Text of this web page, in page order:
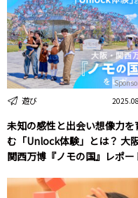
遊び
未知の感性と出会い想像力を
む「Unlock体験」とは？ 大
関西万博『ノモの国』レポー